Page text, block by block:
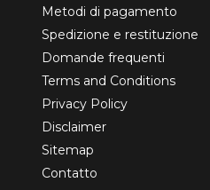
Metodi di pagamento
Spedizione e restituzione
Domande frequenti
Terms and Conditions
Privacy Policy
Disclaimer
Sitemap
Contatto